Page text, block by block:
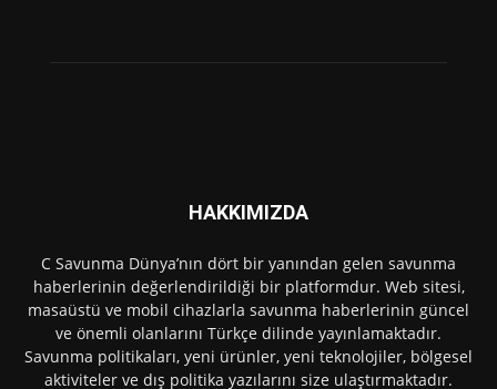
HAKKIMIZDA
C Savunma Dünya’nın dört bir yanından gelen savunma
haberlerinin değerlendirildiği bir platformdur. Web sitesi,
masaüstü ve mobil cihazlarla savunma haberlerinin güncel
ve önemli olanlarını Türkçe dilinde yayınlamaktadır.
Savunma politikaları, yeni ürünler, yeni teknolojiler, bölgesel
aktiviteler ve dış politika yazılarını size ulaştırmaktadır.